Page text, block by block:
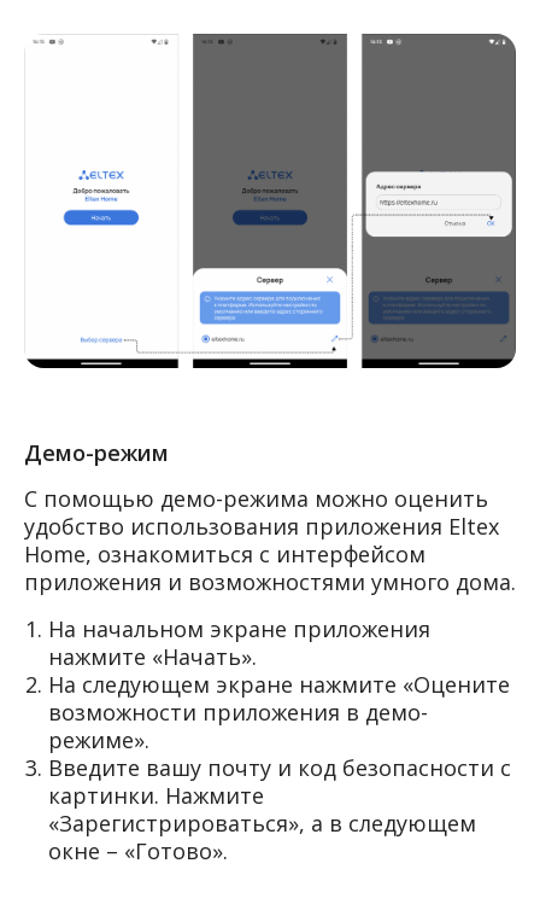
Демо-режим
С помощью демо-режима можно оценить
удобство использования приложения Eltex
Home, ознакомиться с интерфейсом
приложения и возможностями умного дома.
На начальном экране приложения
нажмите «Начать».
На следующем экране нажмите «Оцените
возможности приложения в демо-
режиме».
Введите вашу почту и код безопасности с
картинки. Нажмите
«Зарегистрироваться», а в следующем
окне – «Готово».